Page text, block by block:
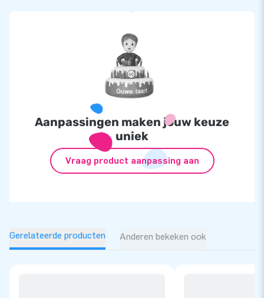
Aanpassingen maken jouw keuze
uniek
Vraag product aanpassing aan
Gerelateerde producten Anderen bekeken ook